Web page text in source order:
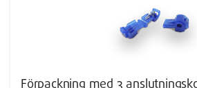
Förpackning med 3